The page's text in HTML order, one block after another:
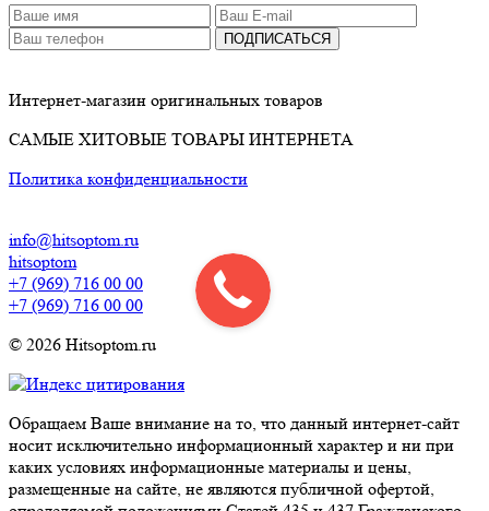
ПОДПИСАТЬСЯ
Интернет-магазин оригинальных товаров
САМЫЕ ХИТОВЫЕ ТОВАРЫ ИНТЕРНЕТА
Политика конфиденциальности
info@hitsoptom.ru
hitsoptom
+7 (969) 716 00 00
+7 (969) 716 00 00
© 2026 Hitsoptom.ru
Обращаем Ваше внимание на то, что данный интернет-сайт
носит исключительно информационный характер и ни при
каких условиях информационные материалы и цены,
размещенные на сайте, не являются публичной офертой,